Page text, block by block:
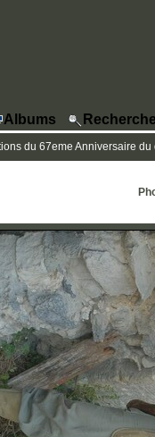
Albums
du 67eme Anniversaire